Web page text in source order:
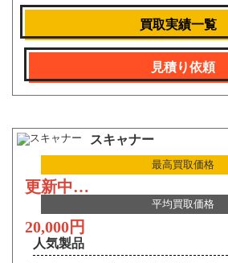
買取実績一覧
見積り依頼
スキャナー
最高買取価格
更新中…
平均買取価格
20,000円
人気製品